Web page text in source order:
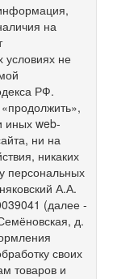
на
условиях не
РФ.
иных web-
ни на
никаких
персональных
А.А.
(далее -
д.
своих
товаров и